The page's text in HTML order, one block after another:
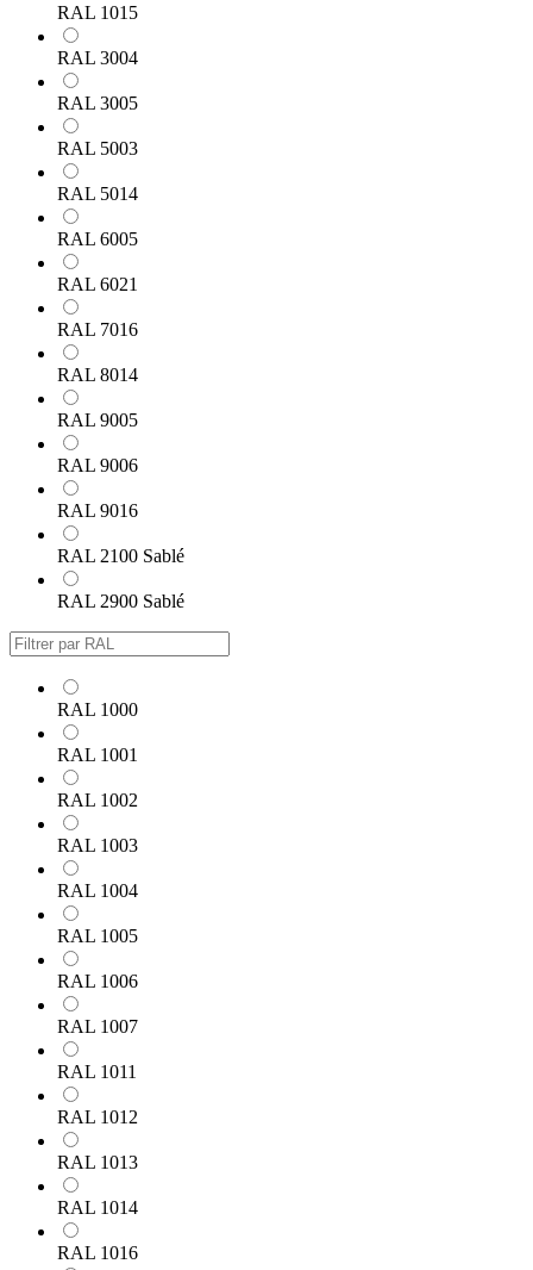
RAL 1015
RAL 3004
RAL 3005
RAL 5003
RAL 5014
RAL 6005
RAL 6021
RAL 7016
RAL 8014
RAL 9005
RAL 9006
RAL 9016
RAL 2100 Sablé
RAL 2900 Sablé
RAL 1000
RAL 1001
RAL 1002
RAL 1003
RAL 1004
RAL 1005
RAL 1006
RAL 1007
RAL 1011
RAL 1012
RAL 1013
RAL 1014
RAL 1016